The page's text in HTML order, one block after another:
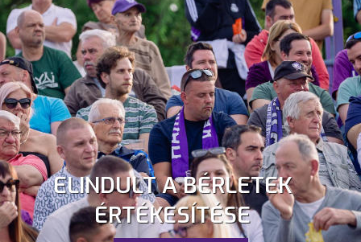
ELINDULT A BÉRLETEK
ÉRTÉKESÍTÉSE